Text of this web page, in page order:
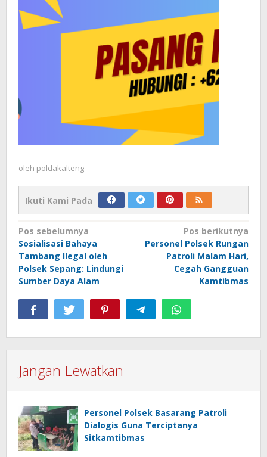
oleh poldakalteng
Ikuti Kami Pada
Navigasi
pos
Pos sebelumnya
Sosialisasi Bahaya
Tambang Ilegal oleh
Polsek Sepang: Lindungi
Sumber Daya Alam
Pos berikutnya
Personel Polsek Rungan
Patroli Malam Hari,
Cegah Gangguan
Kamtibmas
Jangan Lewatkan
Personel Polsek Basarang Patroli
Dialogis Guna Terciptanya
Sitkamtibmas